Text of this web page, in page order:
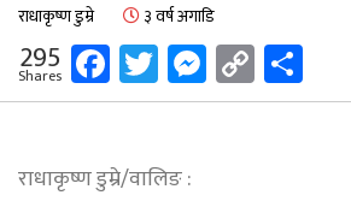
राधाकृष्ण डुम्रे ३ वर्ष अगाडि
295
Shares Facebook
Twitter
Messenger
Copy
Link
राधाकृष्ण डुम्रे/वालिङ :